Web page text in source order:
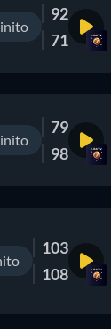
92
71
79
98
103
108